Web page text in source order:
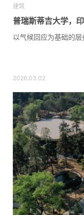
建筑
普瑞斯蒂吉大学，
以气候回应为基础的
2026.03.02